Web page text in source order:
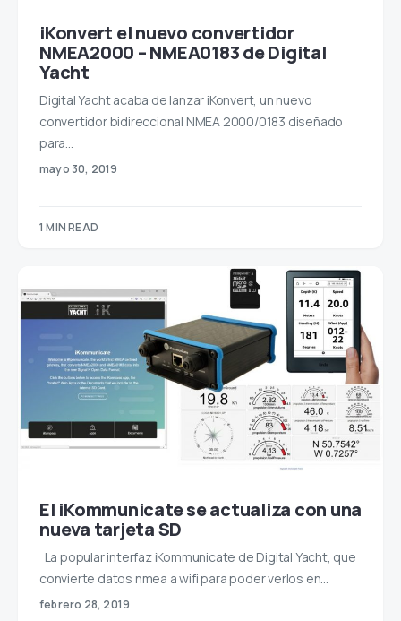
iKonvert el nuevo convertidor
NMEA2000 – NMEA0183 de Digital
Yacht
Digital Yacht acaba de lanzar iKonvert, un nuevo
convertidor bidireccional NMEA 2000/0183 diseñado
para…
mayo 30, 2019
1 MIN READ
El iKommunicate se actualiza con una
nueva tarjeta SD
La popular interfaz iKommunicate de Digital Yacht, que
convierte datos nmea a wifi para poder verlos en…
febrero 28, 2019